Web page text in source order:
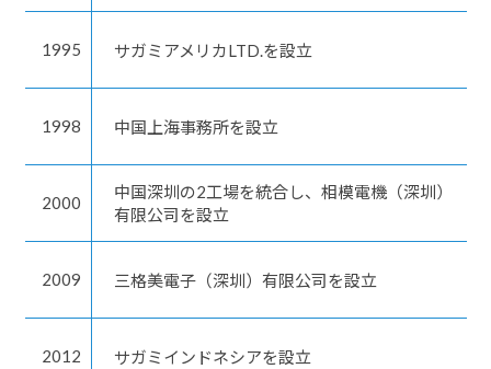
1995 サガミアメリカLTD.を設立
1998 中国上海事務所を設立
2000
中国深圳の2工場を統合し、相模電機（深圳）
有限公司を設立
2009 三格美電子（深圳）有限公司を設立
2012 サガミインドネシアを設立